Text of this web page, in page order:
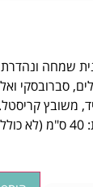
שמחה ונהדרת
סברובסקי
משובץ קריסטל.